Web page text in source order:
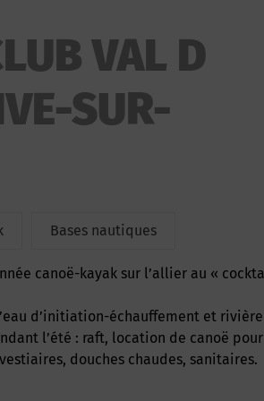
VAL D
SUR-
Bases nautiques
d’initiation-échauffement et rivière
l’été : raft, location de canoë pour
douches chaudes, sanitaires.